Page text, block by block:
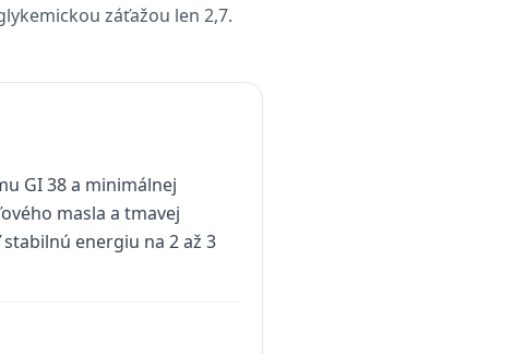
záťažou len 2,7.
GI 38 a minimálnej
masla a tmavej
energiu na 2 až 3